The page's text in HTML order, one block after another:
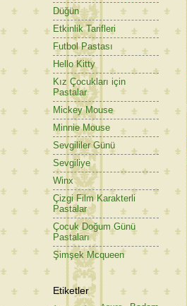
Düğün
Etkinlik Tarifleri
Futbol Pastası
Hello Kitty
Kız Çocukları için
Pastalar
Mickey Mouse
Minnie Mouse
Sevgililer Günü
Sevgiliye
Winx
Çizgi Film Karakterli
Pastalar
Çocuk Doğum Günü
Pastaları
Şimşek Mcqueen
Etiketler